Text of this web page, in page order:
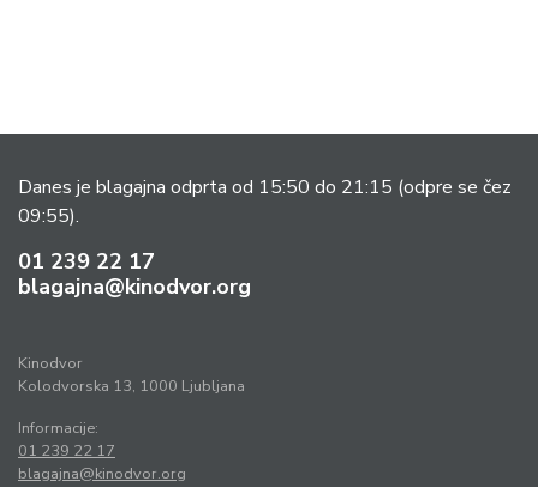
Danes je blagajna odprta od 15:50 do 21:15 (odpre se čez
09:55).
01 239 22 17
blagajna@kinodvor.org
Kinodvor
Kolodvorska 13, 1000 Ljubljana
Informacije:
01 239 22 17
blagajna@kinodvor.org